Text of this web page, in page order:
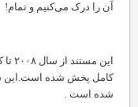
آن را درک می‌کنیم و تمام!
این
شده است .